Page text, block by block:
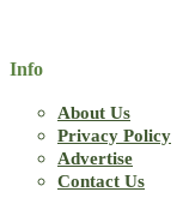
Info
About Us
Privacy Policy
Advertise
Contact Us